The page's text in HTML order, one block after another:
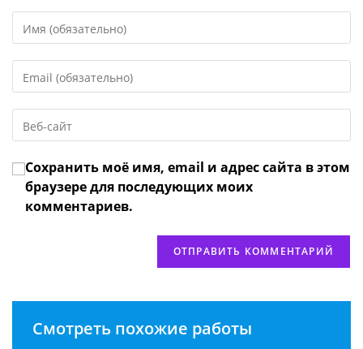
свое
или
имя
чтобы
прокомментировать
свой
адрес,
чтобы
URL
веб-
сайта
(необязательно)
Сохранить моё имя, email и адрес сайта в этом
браузере для последующих моих
комментариев.
Смотреть похожие работы